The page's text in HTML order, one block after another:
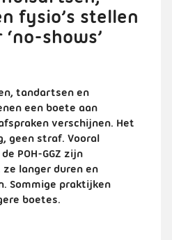
fysio’s stellen
shows’
tandartsen en
een boete aan
verschijnen. Het
geen straf. Vooral
POH-GGZ zijn
langer duren en
Sommige praktijken
boetes.